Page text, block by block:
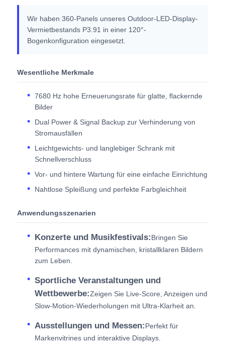
Wir haben 360-Panels unseres Outdoor-LED-Display-
Vermietbestands P3.91 in einer 120°-
Bogenkonfiguration eingesetzt.
Wesentliche Merkmale
7680 Hz hohe Erneuerungsrate für glatte, flackernde
Bilder
Dual Power & Signal Backup zur Verhinderung von
Stromausfällen
Leichtgewichts- und langlebiger Schrank mit
Schnellverschluss
Vor- und hintere Wartung für eine einfache Einrichtung
Nahtlose Spleißung und perfekte Farbgleichheit
Anwendungsszenarien
Konzerte und Musikfestivals:Bringen Sie
Performances mit dynamischen, kristallklaren Bildern
zum Leben.
Sportliche Veranstaltungen und
Wettbewerbe:Zeigen Sie Live-Score, Anzeigen und
Slow-Motion-Wiederholungen mit Ultra-Klarheit an.
Ausstellungen und Messen:Perfekt für
Markenvitrines und interaktive Displays.